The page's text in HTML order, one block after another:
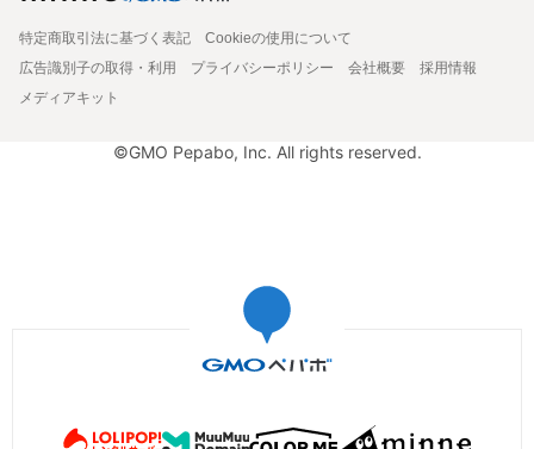
特定商取引法に基づく表記
Cookieの使用について
広告識別子の取得・利用
プライバシーポリシー 会社概要
採用情報
メディアキット
©GMO Pepabo, Inc. All rights reserved.